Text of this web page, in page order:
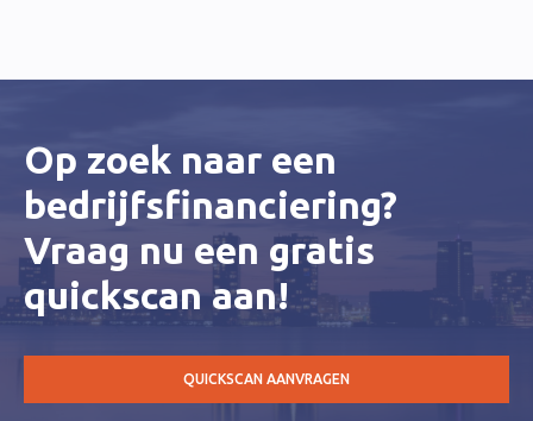
Op zoek naar een
bedrijfsfinanciering?
Vraag nu een gratis
quickscan aan!
QUICKSCAN AANVRAGEN